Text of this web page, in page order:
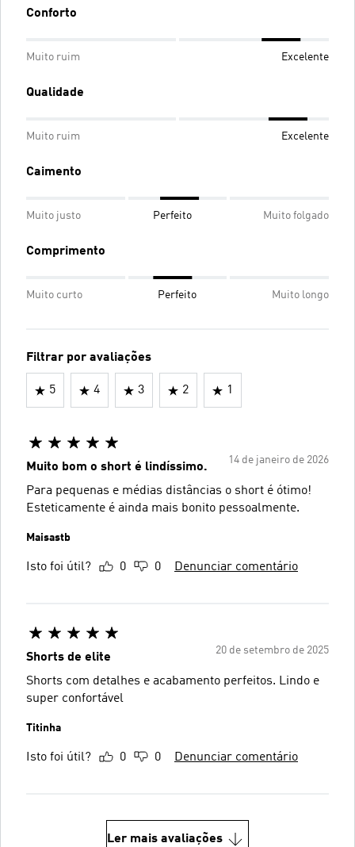
Conforto
Muito ruim Excelente
Qualidade
Muito ruim Excelente
Caimento
Muito justo Perfeito Muito folgado
Comprimento
Muito curto Perfeito Muito longo
Filtrar por avaliações
5 4 3 2 1
14 de janeiro de 2026
Muito bom o short é lindíssimo.
Para pequenas e médias distâncias o short é ótimo!
Esteticamente é ainda mais bonito pessoalmente.
Maisastb
Isto foi útil? 0 0 Denunciar comentário
20 de setembro de 2025
Shorts de elite
Shorts com detalhes e acabamento perfeitos. Lindo e
super confortável
Titinha
Isto foi útil? 0 0 Denunciar comentário
Ler mais avaliações